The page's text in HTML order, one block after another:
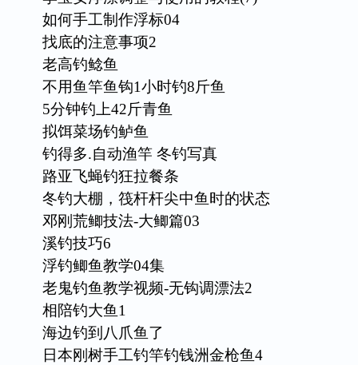
如何手工制作浮标04
找底的注意事项2
老高钓鲶鱼
不用鱼竿鱼钩1小时钓8斤鱼
5分钟钓上42斤青鱼
拟饵菜场钓鲈鱼
钓得多.自动渔竿 冬钓写真
路亚飞蝇钓狂拉餐条
冬钓大棚，筏杆杆尖中鱼时的状态
邓刚荒鲫技法-大鲫篇03
溪钓技巧6
浮钓鲫鱼教学04集
老鬼钓鱼教学视频-无钩调漂法2
相陪钓大鱼1
海边钓到八爪鱼了
日本刚树手工钓竿钓钱洲金枪鱼4